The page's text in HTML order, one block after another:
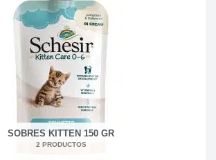
SOBRES KITTEN 150 GR
2 PRODUCTOS